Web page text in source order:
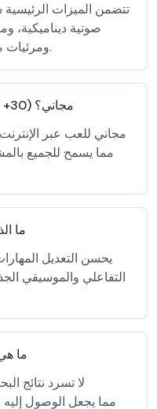
تتضمن الميزات
صوتية ديناميكية،
ومرئيات محسّنة، ومشاركة مجتمعية.
هل Sprunkgerny Mod مجاني؟ (30+ حرفًا)
مما يسمح للجميع
ما
يحسن التعديل
التفاعلي والموسيقي
ما هي
لا تسرد نتائج